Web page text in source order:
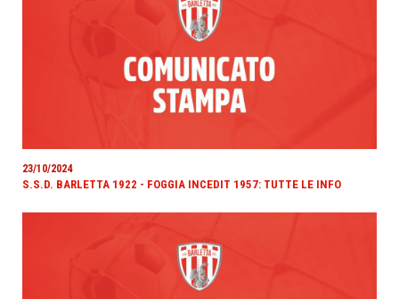
23/10/2024
S.S.D. BARLETTA 1922 - FOGGIA INCEDIT 1957: TUTTE LE INFO